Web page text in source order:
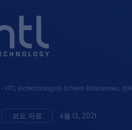
- HTL Biotechnology와 Echelon Biosciences, 전
보도 자료 4월 13, 2021